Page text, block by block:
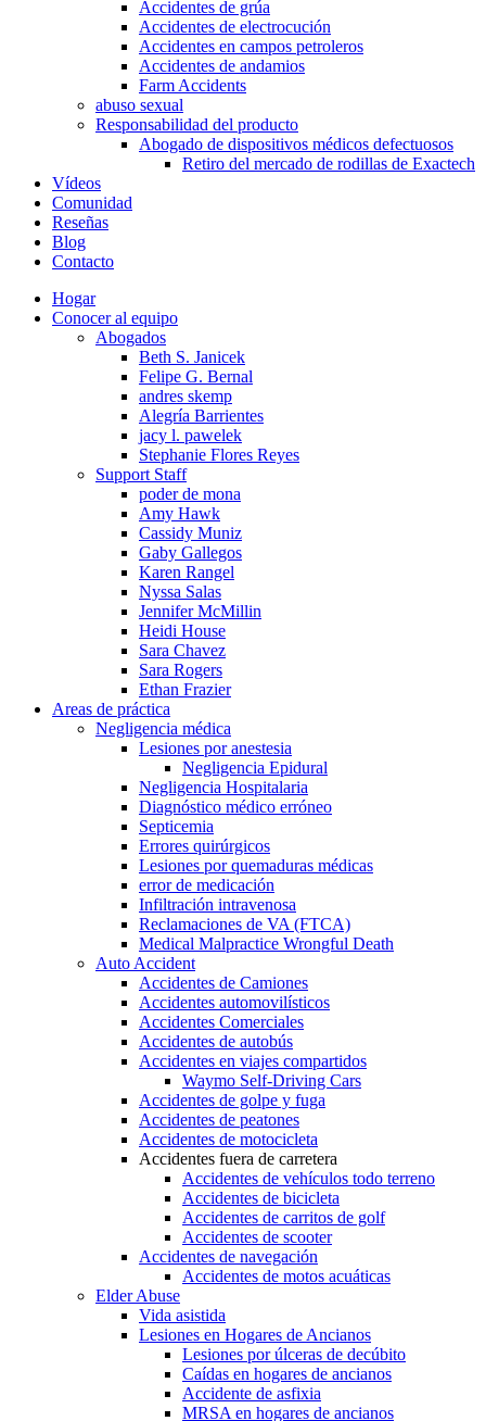
Accidentes de grúa
Accidentes de electrocución
Accidentes en campos petroleros
Accidentes de andamios
Farm Accidents
abuso sexual
Responsabilidad del producto
Abogado de dispositivos médicos defectuosos
Retiro del mercado de rodillas de Exactech
Vídeos
Comunidad
Reseñas
Blog
Contacto
Hogar
Conocer al equipo
Abogados
Beth S. Janicek
Felipe G. Bernal
andres skemp
Alegría Barrientes
jacy l. pawelek
Stephanie Flores Reyes
Support Staff
poder de mona
Amy Hawk
Cassidy Muniz
Gaby Gallegos
Karen Rangel
Nyssa Salas
Jennifer McMillin
Heidi House
Sara Chavez
Sara Rogers
Ethan Frazier
Areas de práctica
Negligencia médica
Lesiones por anestesia
Negligencia Epidural
Negligencia Hospitalaria
Diagnóstico médico erróneo
Septicemia
Errores quirúrgicos
Lesiones por quemaduras médicas
error de medicación
Infiltración intravenosa
Reclamaciones de VA (FTCA)
Medical Malpractice Wrongful Death
Auto Accident
Accidentes de Camiones
Accidentes automovilísticos
Accidentes Comerciales
Accidentes de autobús
Accidentes en viajes compartidos
Waymo Self-Driving Cars
Accidentes de golpe y fuga
Accidentes de peatones
Accidentes de motocicleta
Accidentes fuera de carretera
Accidentes de vehículos todo terreno
Accidentes de bicicleta
Accidentes de carritos de golf
Accidentes de scooter
Accidentes de navegación
Accidentes de motos acuáticas
Elder Abuse
Vida asistida
Lesiones en Hogares de Ancianos
Lesiones por úlceras de decúbito
Caídas en hogares de ancianos
Accidente de asfixia
MRSA en hogares de ancianos